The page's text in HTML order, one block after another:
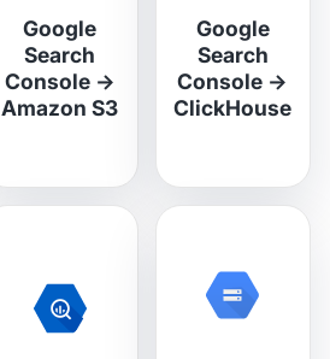
Google
Search
Console→
Amazon S3
Google
Search
Console →
ClickHouse